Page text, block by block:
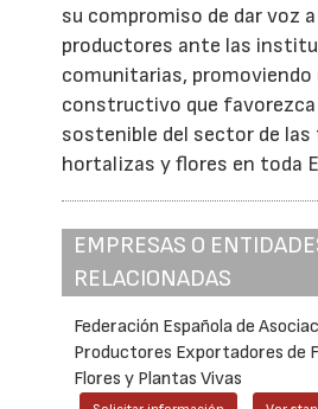
su compromiso de dar voz
productores ante las
comunitarias, promoviendo
constructivo que favorezca
sostenible del sector de
hortalizas y flores en toda
EMPRESAS O
RELACIONADAS
Federación Española de
Productores Exportadores de
Flores y Plantas Vivas